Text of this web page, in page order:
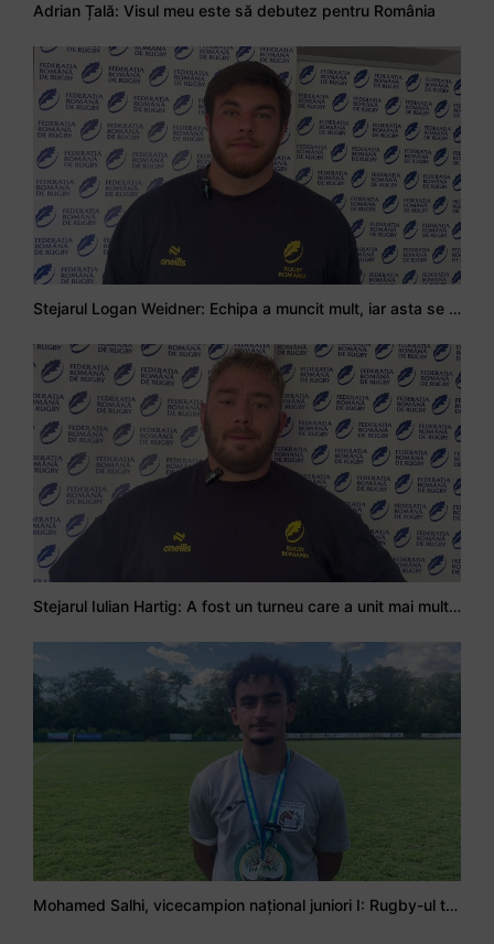
Adrian Țală: Visul meu este să debutez pentru România
Stejarul Logan Weidner: Echipa a muncit mult, iar asta se va vedea în meciurile de la Nations Cup
Stejarul Iulian Hartig: A fost un turneu care a unit mai mult echipa
Mohamed Salhi, vicecampion național juniori I: Rugby-ul te învață să accepți și înfrângerile